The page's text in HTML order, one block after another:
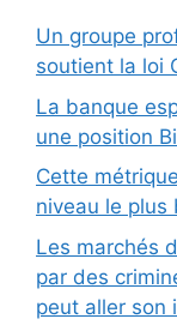
Un groupe
soutient la loi
La banque
une position
Cette
niveau le plus
Les marchés
par des
peut aller son